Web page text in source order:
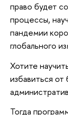
право будет
процессы,
пандемии
глобального
Хотите
избавиться
Тогда